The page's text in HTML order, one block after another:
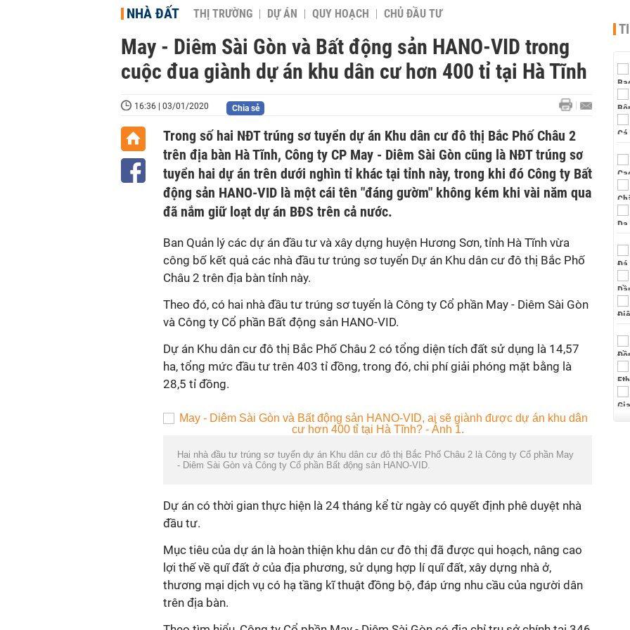
NHÀ ĐẤT THỊ TRƯỜNG DỰ ÁN QUY HOẠCH CHỦ ĐẦU TƯ
May - Diêm Sài Gòn và Bất động sản HANO-VID trong
cuộc đua giành dự án khu dân cư hơn 400 tỉ tại Hà Tĩnh
16:36 | 03/01/2020 Chia sẻ
Trong số hai NĐT trúng sơ tuyển dự án Khu dân cư đô thị Bắc Phố Châu 2
trên địa bàn Hà Tĩnh, Công ty CP May - Diêm Sài Gòn cũng là NĐT trúng sơ
tuyển hai dự án trên dưới nghìn tỉ khác tại tỉnh này, trong khi đó Công ty Bất
động sản HANO-VID là một cái tên "đáng gườm" không kém khi vài năm qua
đã nắm giữ loạt dự án BĐS trên cả nước.
Ban Quản lý các dự án đầu tư và xây dựng huyện Hương Sơn, tỉnh Hà Tĩnh vừa
công bố kết quả các nhà đầu tư trúng sơ tuyển Dự án Khu dân cư đô thị Bắc Phố
Châu 2 trên địa bàn tỉnh này.
Theo đó, có hai nhà đầu tư trúng sơ tuyển là Công ty Cổ phần May - Diêm Sài Gòn
và Công ty Cổ phần Bất động sản HANO-VID.
Dự án Khu dân cư đô thị Bắc Phố Châu 2 có tổng diện tích đất sử dụng là 14,57
ha, tổng mức đầu tư trên 403 tỉ đồng, trong đó, chi phí giải phóng mặt bằng là
28,5 tỉ đồng.
Hai nhà đầu tư trúng sơ tuyển dự án Khu dân cư đô thị Bắc Phố Châu 2 là Công ty Cổ phần May
- Diêm Sài Gòn và Công ty Cổ phần Bất động sản HANO-VID.
Dự án có thời gian thực hiện là 24 tháng kể từ ngày có quyết định phê duyệt nhà
đầu tư.
Mục tiêu của dự án là hoàn thiện khu dân cư đô thị đã được qui hoạch, nâng cao
lợi thế về quĩ đất ở của địa phương, sử dụng hợp lí quĩ đất, xây dựng nhà ở,
thương mại dịch vụ có hạ tầng kĩ thuật đồng bộ, đáp ứng nhu cầu của người dân
trên địa bàn.